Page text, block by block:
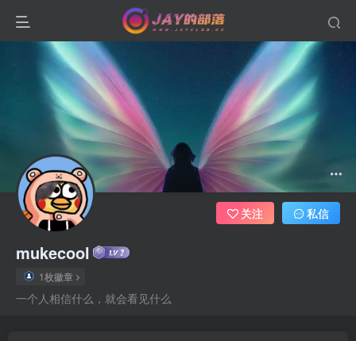
mukecool
1枚徽章
一个人相信什么，就会看见什么
关注 私信